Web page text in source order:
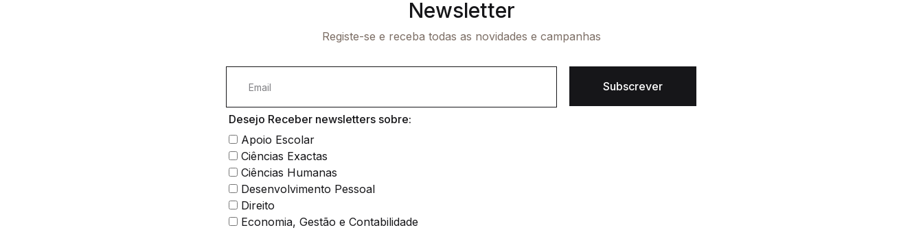
Newsletter
Registe-se e receba todas as novidades e campanhas
Subscrever
Desejo Receber newsletters sobre:
Apoio Escolar
Ciências Exactas
Ciências Humanas
Desenvolvimento Pessoal
Direito
Economia, Gestão e Contabilidade